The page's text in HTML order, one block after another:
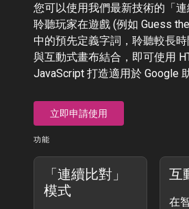
您可以使用我們最新技術的「連
聆聽玩家在遊戲 (例如 Guess
中的預先定義字詞，聆聽較長
與互動式畫布結合，即可使用
JavaScript 打造適用於 Google
立即申請使用
功能
「連續比對」
模式
互
在